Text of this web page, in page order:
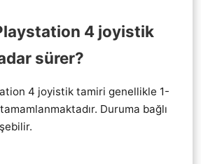
4 joyistik
sürer?
4 joyistik tamiri genellikle 1-
Duruma bağlı